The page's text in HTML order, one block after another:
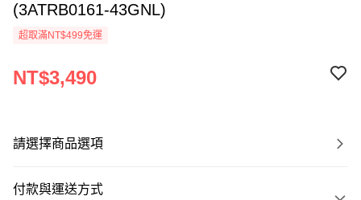
(3ATRB0161-43GNL)
超取滿NT$499免運
NT$3,490
請選擇商品選項
付款與運送方式